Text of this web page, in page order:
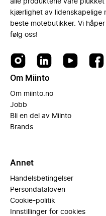
alle produktene våre
kjærlighet av lidenskapelige
beste motebutikker. Vi
følg oss!
Om Miinto
Om miinto.no
Jobb
Bli en del av Miinto
Brands
Annet
Handelsbetingelser
Persondataloven
Cookie-politik
Innstillinger for cookies